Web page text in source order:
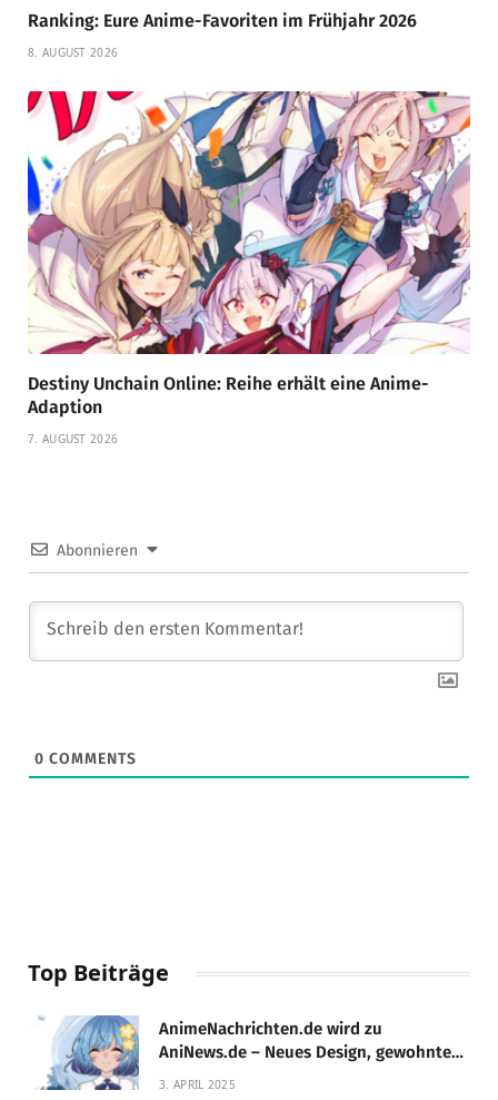
Ranking: Eure Anime-Favoriten im Frühjahr 2026
8. AUGUST 2026
Destiny Unchain Online: Reihe erhält eine Anime-
Adaption
7. AUGUST 2026
Abonnieren
0 COMMENTS
Top Beiträge
AnimeNachrichten.de wird zu
AniNews.de – Neues Design, gewohnte
Qualität!
3. APRIL 2025